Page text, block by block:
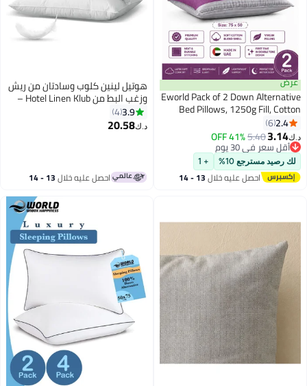
8
عرض
Eworld Pack of 2 Down Alternative
Bed Pillows, 1250g Fill, Cotton
Blend Cover, Hotel Quality,
50x75cm, Purple-Grey
2.4
6
د.ك‏3.14
5.40
41% OFF
أقل سعر في 30 يوم
أقل سعر في 30 يوم
لك رصيد مسترجع 10% + 1
احصل عليه خلال 13 - 14
هوتيل لينين كلوب وسادتان من ريش
وزغب البط من Hotel Linen Klub –
طبيعية من ريش وزغب البط لراحة
مثالية، دعم فائق وتهوية ممتازة –
3.9
4
د.ك‏20.58
احصل عليه خلال 13 - 14